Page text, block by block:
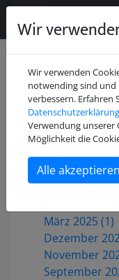
Juli 2026 (2)
Mai 2026 (1)
Dezember
Oktober 2025
Juni 2025 (1)
März 2025 (1)
Dezember
November
September
Wir
Wir verwenden
notwending sind und
verbessern. Erfahren
Datenschutzerklärung
Verwendung unserer
Möglichkeit die